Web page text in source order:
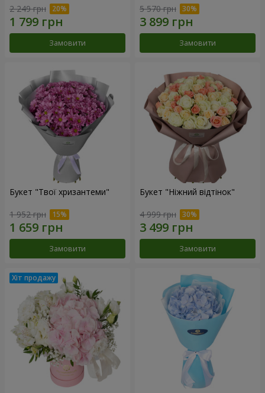
2 249 грн
Замовити
5 570 грн
Замовити
Букет "Твої хризантеми"
1 952 грн
Замовити
Букет "Ніжний відтінок"
4 999 грн
Замовити